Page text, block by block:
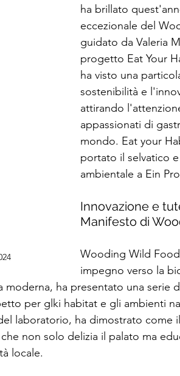
ha brillato
eccezionale del
guidato da Valeria
progetto Eat Your
ha visto una
sostenibilità e
attirando
appassionati di
mondo. Eat your
portato il selvatico
ambientale a Ein
Innovazione e
Manifesto di
Wooding Wild
impegno verso la
moderna, ha presentato una serie
per glki habitat e gli ambienti
laboratorio, ha dimostrato come
non solo delizia il palato ma
locale.